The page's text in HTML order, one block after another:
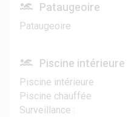
Pataugeoire
Pataugeoire
Piscine intérieure
Piscine intérieure
Piscine chauffée
Surveillance :